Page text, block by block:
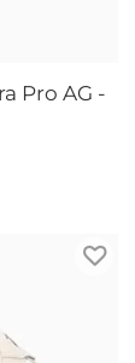
Pro AG -